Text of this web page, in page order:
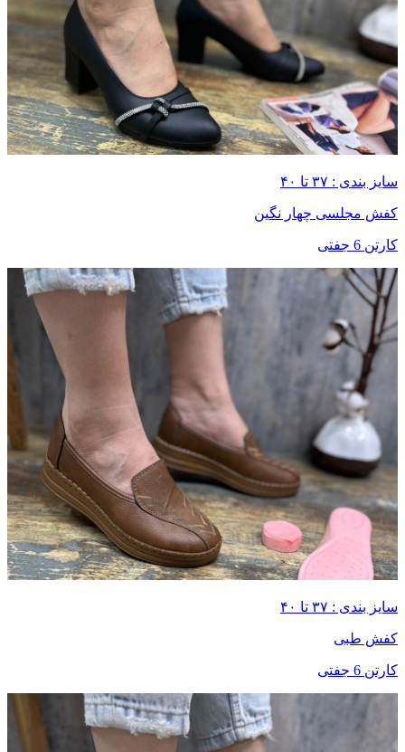
سایز بندی : ۳۷ تا ۴۰
کفش مجلسی چهار نگین
کارتن 6 جفتی
سایز بندی : ۳۷ تا ۴۰
کفش طبی
کارتن 6 جفتی